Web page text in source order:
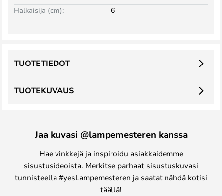
Halkaisija (cm):
6
TUOTEKUVAUS
TUOTETIEDOT
Jaa kuvasi @lampemesteren kanssa
Hae vinkkejä ja inspiroidu asiakkaidemme
sisustusideoista. Merkitse parhaat sisustuskuvasi
tunnisteella #yesLampemesteren ja saatat nähdä kotisi
täällä!